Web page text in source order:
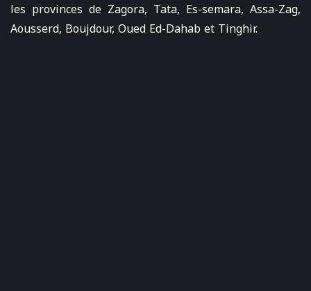
les provinces de Zagora, Tata, Es-semara, Assa-Zag,
Aousserd, Boujdour, Oued Ed-Dahab et Tinghir.